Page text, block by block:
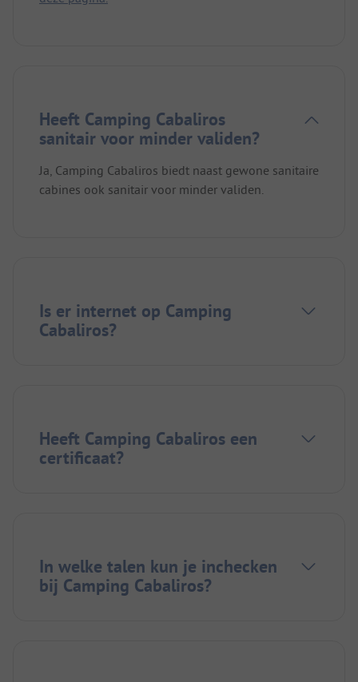
Heeft Camping Cabaliros
sanitair voor minder validen?
Ja, Camping Cabaliros biedt naast gewone sanitaire
cabines ook sanitair voor minder validen.
Is er internet op Camping
Cabaliros?
Heeft Camping Cabaliros een
certificaat?
In welke talen kun je inchecken
bij Camping Cabaliros?